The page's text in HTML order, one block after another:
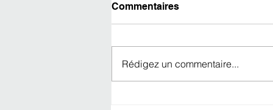
ÉCHANTILLONS
Commentaires
Rédigez un commentaire...